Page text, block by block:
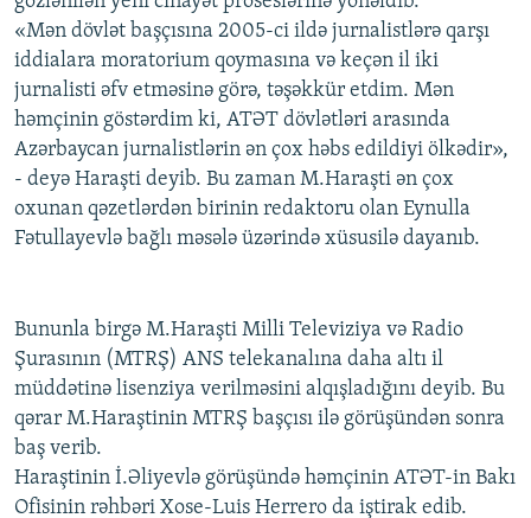
«Mən dövlət başçısına 2005-ci ildə jurnalistlərə qarşı
iddialara moratorium qoymasına və keçən il iki
jurnalisti əfv etməsinə görə, təşəkkür etdim. Mən
həmçinin göstərdim ki, ATƏT dövlətləri arasında
Azərbaycan jurnalistlərin ən çox həbs edildiyi ölkədir»,
- deyə Haraşti deyib. Bu zaman M.Haraşti ən çox
oxunan qəzetlərdən birinin redaktoru olan Eynulla
Fətullayevlə bağlı məsələ üzərində xüsusilə dayanıb.
Bununla birgə M.Haraşti Milli Televiziya və Radio
Şurasının (MTRŞ) ANS telekanalına daha altı il
müddətinə lisenziya verilməsini alqışladığını deyib. Bu
qərar M.Haraştinin MTRŞ başçısı ilə görüşündən sonra
baş verib.
Haraştinin İ.Əliyevlə görüşündə həmçinin ATƏT-in Bakı
Ofisinin rəhbəri Xose-Luis Herrero da iştirak edib.